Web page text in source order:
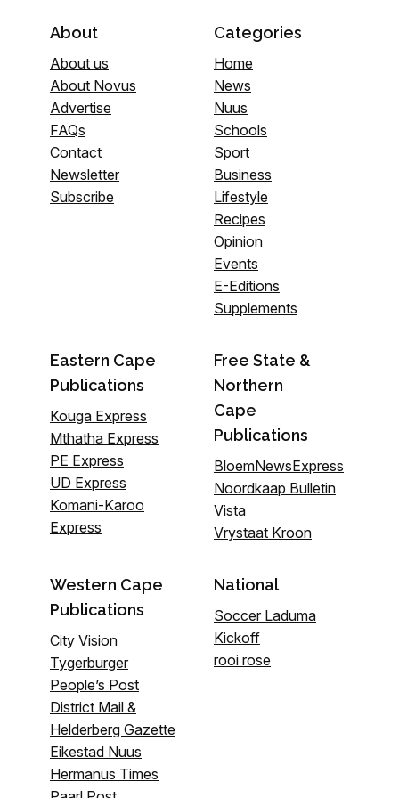
About
About us
About Novus
Advertise
FAQs
Contact
Newsletter
Subscribe
Categories
Home
News
Nuus
Schools
Sport
Business
Lifestyle
Recipes
Opinion
Events
E-Editions
Supplements
Eastern Cape
Publications
Kouga Express
Mthatha Express
PE Express
UD Express
Komani-Karoo
Express
Free State &
Northern
Cape
Publications
BloemNewsExpress
Noordkaap Bulletin
Vista
Vrystaat Kroon
Western Cape
Publications
City Vision
Tygerburger
People’s Post
District Mail &
Helderberg Gazette
Eikestad Nuus
Hermanus Times
National
Soccer Laduma
Kickoff
rooi rose